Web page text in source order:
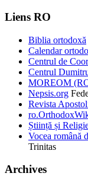
Liens RO
Biblia ortodoxă
Calendar
Centrul de
Centrul
MOREOM
Nepsis.org
Revista
Știință și
Vocea română
Trinitas
Archives